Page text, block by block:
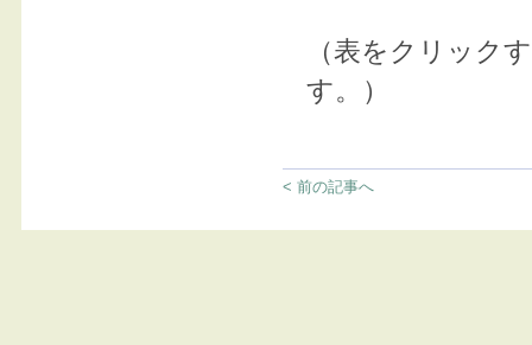
（表をクリック
す。）
< 前の記事へ